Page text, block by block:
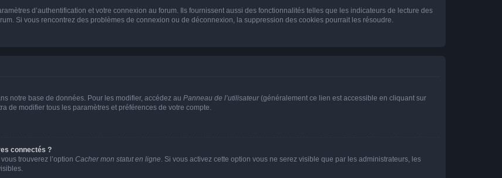
d’authentification et votre connexion au forum. Ils fournissent aussi des fonctionnalités telles que les indicateurs de lecture des
Si vous rencontrez des problèmes de connexion ou de déconnexion, la suppression des cookies pourrait les résoudre.
notre base de données. Pour les modifier, accédez au Panneau de l’utilisateur(généralement ce lien est accessible en cliquant sur
de modifier tous les paramètres et préférences de votre compte.
connectés ?
trouverez l’option Cacher mon statut en ligne. Si vous activez cette option vous ne serez visible que par les administrateurs, les